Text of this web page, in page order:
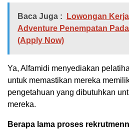
Baca Juga :
Lowongan
Adventure Penempatan
(Apply Now)
Ya, Alfamidi menyediakan
untuk memastikan mereka
pengetahuan yang dibutuhkan
mereka.
Berapa lama proses